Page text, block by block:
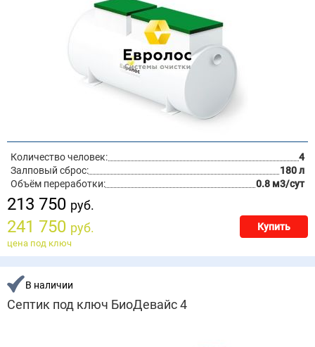
Количество человек:
4
Залповый сброс:
180 л
Объём переработки:
0.8 м3/сут
213 750 руб.
241 750 руб. Купить
цена под ключ
В наличии
Септик под ключ БиоДевайс 4